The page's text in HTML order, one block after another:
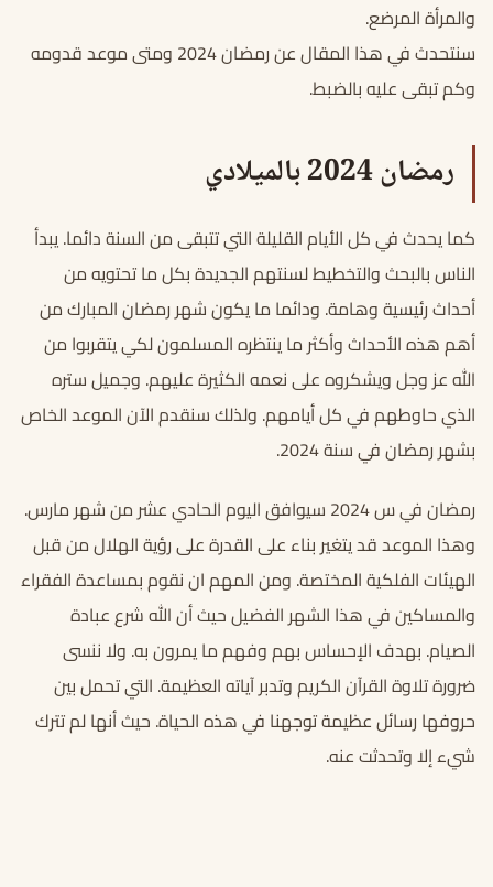
والمرأة المرضع.
سنتحدث في هذا المقال عن رمضان 2024 ومتى موعد قدومه
وكم تبقى عليه بالضبط.
رمضان 2024 بالميلادي
كما يحدث في كل الأيام القليلة التي تتبقى من السنة دائما. يبدأ
الناس بالبحث والتخطيط لسنتهم الجديدة بكل ما تحتويه من
أحداث رئيسية وهامة. ودائما ما يكون شهر رمضان المبارك من
أهم هذه الأحداث وأكثر ما ينتظره المسلمون لكي يتقربوا من
الله عز وجل ويشكروه على نعمه الكثيرة عليهم. وجميل ستره
الذي حاوطهم في كل أيامهم. ولذلك سنقدم الآن الموعد الخاص
بشهر رمضان في سنة 2024.
رمضان في س 2024 سيوافق اليوم الحادي عشر من شهر مارس.
وهذا الموعد قد يتغير بناء على القدرة على رؤية الهلال من قبل
الهيئات الفلكية المختصة. ومن المهم ان نقوم بمساعدة الفقراء
والمساكين في هذا الشهر الفضيل حيث أن الله شرع عبادة
الصيام. بهدف الإحساس بهم وفهم ما يمرون به. ولا ننسى
ضرورة تلاوة القرآن الكريم وتدبر آياته العظيمة. التي تحمل بين
حروفها رسائل عظيمة توجهنا في هذه الحياة. حيث أنها لم تترك
شيء إلا وتحدثت عنه.